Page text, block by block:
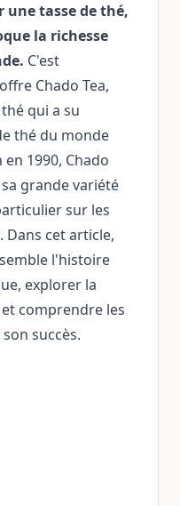
une tasse de thé,
la richesse
C'est
Chado Tea,
qui a su
thé du monde
1990, Chado
grande variété
sur les
Dans cet article,
l'histoire
explorer la
comprendre les
succès.